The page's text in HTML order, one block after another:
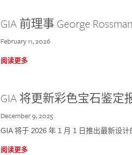
GIA 前理事 George
February 11, 2026
阅读更多
GIA 将更新彩色宝石鉴定
December 9, 2025
GIA 将于 2026 年 1 月 1 日推出最新设
阅读更多